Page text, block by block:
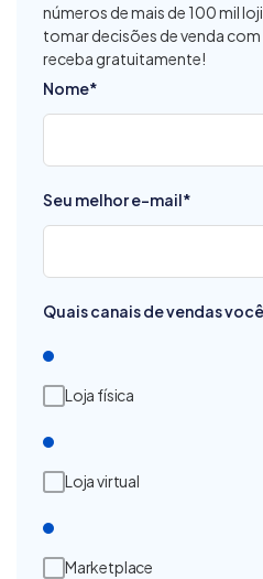
números de mais de 100 mil
tomar decisões de venda com
receba gratuitamente!
Nome*
Seu melhor e-mail*
Quais canais de vendas
Loja física
Loja virtual
Marketplace